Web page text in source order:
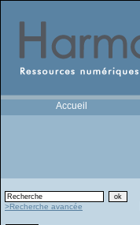
Accueil
>Recherche avancée